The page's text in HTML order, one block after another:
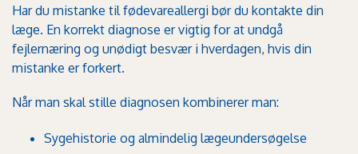
Har du mistanke til fødevareallergi bør du kontakte din
læge. En korrekt diagnose er vigtig for at undgå
fejlernæring og unødigt besvær i hverdagen, hvis din
mistanke er forkert.
Når man skal stille diagnosen kombinerer man:
Sygehistorie og almindelig lægeundersøgelse